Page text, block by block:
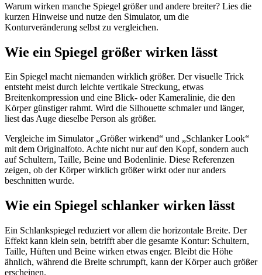
Warum wirken manche Spiegel größer und andere breiter? Lies die
kurzen Hinweise und nutze den Simulator, um die
Konturveränderung selbst zu vergleichen.
Wie ein Spiegel größer wirken lässt
Ein Spiegel macht niemanden wirklich größer. Der visuelle Trick
entsteht meist durch leichte vertikale Streckung, etwas
Breitenkompression und eine Blick- oder Kameralinie, die den
Körper günstiger rahmt. Wird die Silhouette schmaler und länger,
liest das Auge dieselbe Person als größer.
Vergleiche im Simulator „Größer wirkend“ und „Schlanker Look“
mit dem Originalfoto. Achte nicht nur auf den Kopf, sondern auch
auf Schultern, Taille, Beine und Bodenlinie. Diese Referenzen
zeigen, ob der Körper wirklich größer wirkt oder nur anders
beschnitten wurde.
Wie ein Spiegel schlanker wirken lässt
Ein Schlankspiegel reduziert vor allem die horizontale Breite. Der
Effekt kann klein sein, betrifft aber die gesamte Kontur: Schultern,
Taille, Hüften und Beine wirken etwas enger. Bleibt die Höhe
ähnlich, während die Breite schrumpft, kann der Körper auch größer
erscheinen.